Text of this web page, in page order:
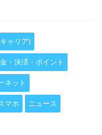
ャリア)
・決済・ポイント
ネット
マホ ニュース